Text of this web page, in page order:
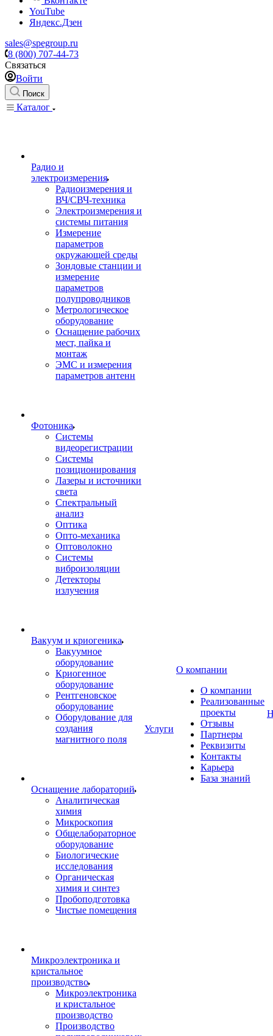
YouTube
Яндекс.Дзен
sales@spegroup.ru
8 (800) 707-44-73
Связаться
Войти
Поиск
Каталог
Радио и
электроизмерения
Радиоизмерения и
ВЧ/СВЧ-техника
Электроизмерения и
системы питания
Измерение
параметров
окружающей среды
Зондовые станции и
измерение
параметров
полупроводников
Метрологическое
оборудование
Оснащение рабочих
мест, пайка и
монтаж
ЭМС и измерения
параметров антенн
Фотоника
Cистемы
видеорегистрации
Системы
позиционирования
Лазеры и источники
света
Спектральный
анализ
Оптика
Опто-механика
Оптоволокно
Системы
виброизоляции
Детекторы
излучения
Вакуум и криогеника
Вакуумное
оборудование
Криогенное
оборудование
Рентгеновское
оборудование
Оборудование для
создания
магнитного поля
Оснащение лабораторий
Аналитическая
химия
Микроскопия
Общелабораторное
оборудование
Биологические
исследования
Органическая
химия и синтез
Пробоподготовка
Чистые помещения
Микроэлектроника и
кристальное
производство
Микроэлектроника
и кристальное
производство
Производство
Услуги
О компании
О компании
Реализованные
проекты
Отзывы
Партнеры
Реквизиты
Контакты
Карьера
База знаний